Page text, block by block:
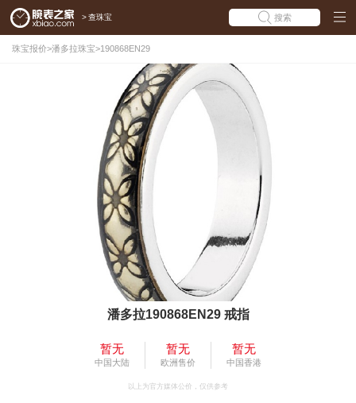
> 查珠宝 搜索
珠宝报价>潘多拉珠宝>190868EN29
潘多拉190868EN29 戒指
暂无
中国大陆
暂无
欧洲售价
暂无
中国香港
以上为官方媒体公价，仅供参考